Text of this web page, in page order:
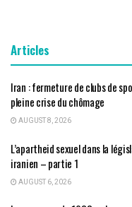
Articles
Iran : fermeture de clubs de
pleine crise du chômage
AUGUST 8, 2026
L’apartheid sexuel dans la
iranien – partie 1
AUGUST 6, 2026